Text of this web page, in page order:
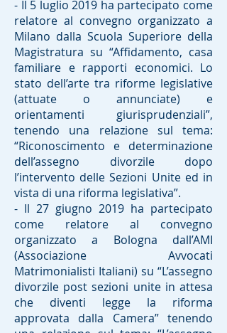
- Il 5 luglio 2019 ha partecipato come
relatore al convegno organizzato a
Milano dalla Scuola Superiore della
Magistratura su “Affidamento, casa
familiare e rapporti economici. Lo
stato dell’arte tra riforme legislative
(attuate o annunciate) e
orientamenti giurisprudenziali”,
tenendo una relazione sul tema:
“Riconoscimento e determinazione
dell’assegno divorzile dopo
l’intervento delle Sezioni Unite ed in
vista di una riforma legislativa”.
- Il 27 giugno 2019 ha partecipato
come relatore al convegno
organizzato a Bologna dall’AMI
(Associazione Avvocati
Matrimonialisti Italiani) su “L’assegno
divorzile post sezioni unite in attesa
che diventi legge la riforma
approvata dalla Camera” tenendo